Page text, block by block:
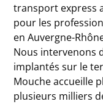
transport express
pour les
en Auvergne-
Nous intervenons
implantés sur le
Mouche accueille
plusieurs milliers